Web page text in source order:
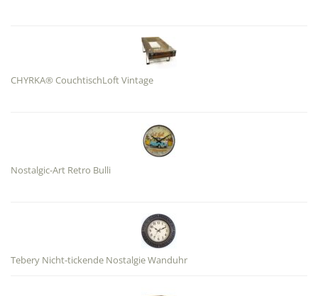
CHYRKA® CouchtischLoft Vintage
Nostalgic-Art Retro Bulli
Tebery Nicht-tickende Nostalgie Wanduhr